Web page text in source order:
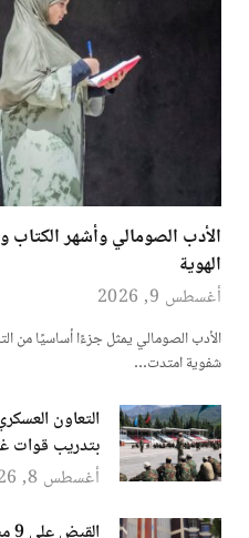
الأدب الصومالي وأشهر
الهوية
أغسطس 9, 2026
الأدب الصومالي يمثل جزءًا أساسيًا من
شفوية امتدت…
التعاون
بتدريب قوات
أغسطس 8, 2026